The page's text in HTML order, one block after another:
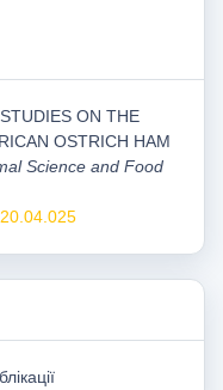
ON THE
OSTRICH HAM
Science and Food